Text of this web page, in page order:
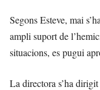
Segons Esteve, mai
ampli suport de
situacions, es pugui
La directora s’ha